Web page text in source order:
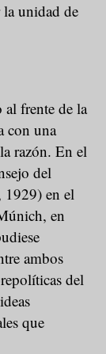
unidad de
al frente de la
con una
razón. En el
del
1929) en el
en
ambos
del
que